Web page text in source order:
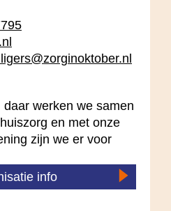
werken we samen
en met onze
zijn we er voor
info